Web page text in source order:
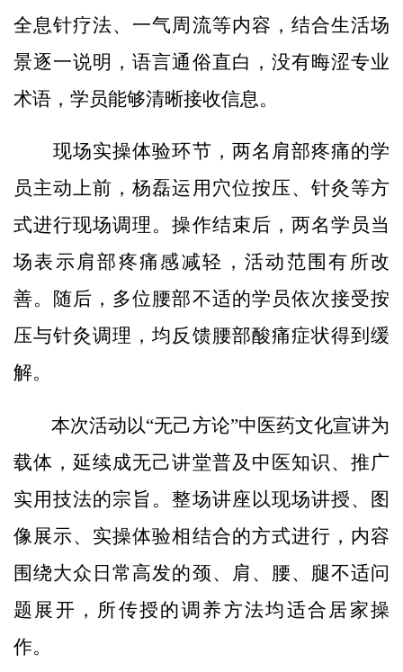
全息针疗法、一气周流等内容，结合生活场
景逐一说明，语言通俗直白，没有晦涩专业
术语，学员能够清晰接收信息。
现场实操体验环节，两名肩部疼痛的学
员主动上前，杨磊运用穴位按压、针灸等方
式进行现场调理。操作结束后，两名学员当
场表示肩部疼痛感减轻，活动范围有所改
善。随后，多位腰部不适的学员依次接受按
压与针灸调理，均反馈腰部酸痛症状得到缓
解。
本次活动以“无己方论”中医药文化宣讲为
载体，延续成无己讲堂普及中医知识、推广
实用技法的宗旨。整场讲座以现场讲授、图
像展示、实操体验相结合的方式进行，内容
围绕大众日常高发的颈、肩、腰、腿不适问
题展开，所传授的调养方法均适合居家操
作。